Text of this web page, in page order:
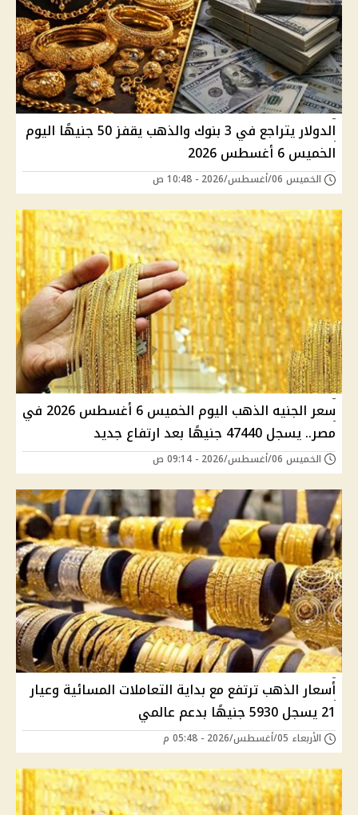
الدولار يتراجع في 3 بنوك والذهب يقفز 50 جنيهًا اليوم
الخميس 6 أغسطس 2026
الخميس 06/أغسطس/2026 - 10:48 ص
سعر الجنيه الذهب اليوم الخميس 6 أغسطس 2026 في
مصر.. يسجل 47440 جنيهًا بعد ارتفاع جديد
الخميس 06/أغسطس/2026 - 09:14 ص
أسعار الذهب ترتفع مع بداية التعاملات المسائية وعيار
21 يسجل 5930 جنيهًا بدعم عالمي
الأربعاء 05/أغسطس/2026 - 05:48 م